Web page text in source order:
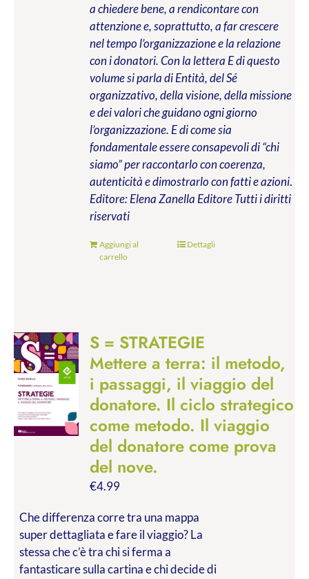
a chiedere bene, a rendicontare con
attenzione e, soprattutto, a far crescere
nel tempo l’organizzazione e la relazione
con i donatori. Con la lettera E di questo
volume si parla di Entità, del Sé
organizzativo, della visione, della missione
e dei valori che guidano ogni giorno
l’organizzazione. E di come sia
fondamentale essere consapevoli di “chi
siamo” per raccontarlo con coerenza,
autenticità e dimostrarlo con fatti e azioni.
Editore: Elena Zanella EditoreTutti i diritti
riservati
Aggiungi al
carrello
Dettagli
S = STRATEGIE
Mettere a terra: il metodo,
i passaggi, il viaggio del
donatore. Il ciclo strategico
come metodo. Il viaggio
del donatore come prova
del nove.
€4.99
Che differenza corre tra una mappa
super dettagliata e fare il viaggio? La
stessa che c’è tra chi si ferma a
fantasticare sulla cartina e chi decide di